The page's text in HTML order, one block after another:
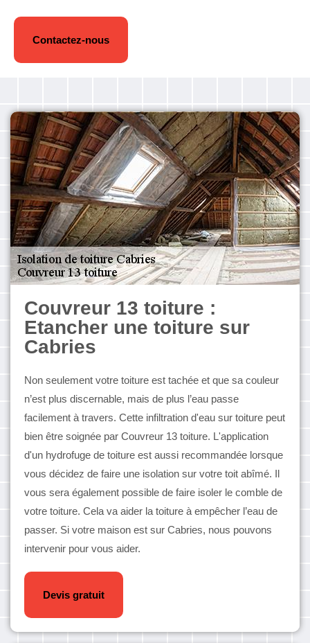
Contactez-nous
Couvreur 13 toiture :
Etancher une toiture sur
Cabries
Non seulement votre toiture est tachée et que sa couleur
n’est plus discernable, mais de plus l’eau passe
facilement à travers. Cette infiltration d'eau sur toiture peut
bien être soignée par Couvreur 13 toiture. L'application
d'un hydrofuge de toiture est aussi recommandée lorsque
vous décidez de faire une isolation sur votre toit abîmé. Il
vous sera également possible de faire isoler le comble de
votre toiture. Cela va aider la toiture à empêcher l’eau de
passer. Si votre maison est sur Cabries, nous pouvons
intervenir pour vous aider.
Devis gratuit